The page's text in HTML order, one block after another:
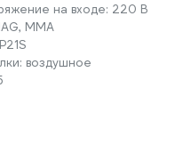
на входе: 220 В
MMA
воздушное